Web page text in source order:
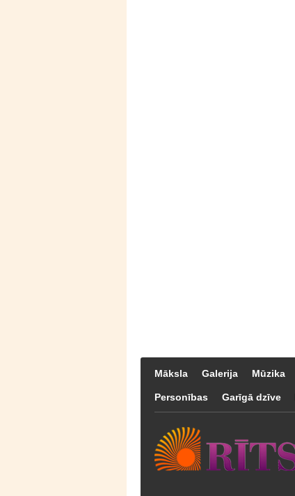
Māksla Galerija Mūzika
Personības Garīgā dzīve